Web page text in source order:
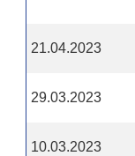
21.04.2023
29.03.2023
10.03.2023